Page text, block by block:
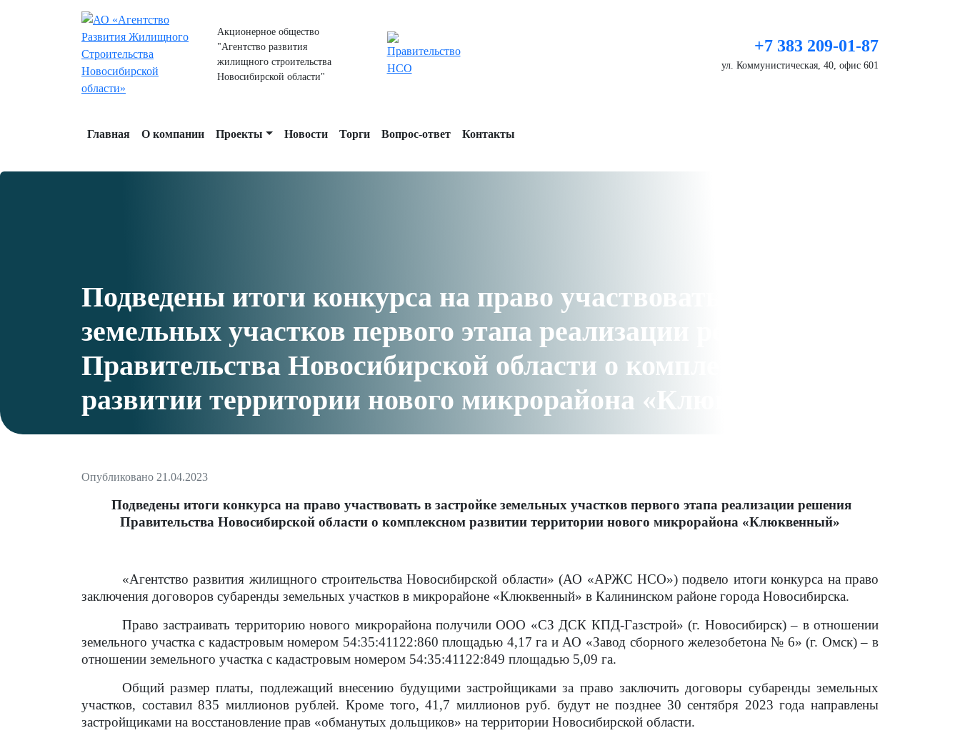
Акционерное общество
"Агентство развития
жилищного строительства
Новосибирской области"
+7 383 209-01-87
ул. Коммунистическая, 40, офис 601
Главная О компании Проекты Новости Торги Вопрос-ответ Контакты
Подведены итоги конкурса на право участвовать в застройке
земельных участков первого этапа реализации решения
Правительства Новосибирской области о комплексном
развитии территории нового микрорайона «Клюквенный»
Опубликовано 21.04.2023
Подведены итоги конкурса на право участвовать в застройке земельных участков первого этапа реализации решения
Правительства Новосибирской области о комплексном развитии территории нового микрорайона «Клюквенный»
«Агентство развития жилищного строительства Новосибирской области» (АО «АРЖС НСО») подвело итоги конкурса на право
заключения договоров субаренды земельных участков в микрорайоне «Клюквенный» в Калининском районе города Новосибирска.
Право застраивать территорию нового микрорайона получили ООО «СЗ ДСК КПД-Газстрой» (г. Новосибирск) – в отношении
земельного участка с кадастровым номером 54:35:41122:860 площадью 4,17 га и АО «Завод сборного железобетона № 6» (г. Омск) – в
отношении земельного участка с кадастровым номером 54:35:41122:849 площадью 5,09 га.
Общий размер платы, подлежащий внесению будущими застройщиками за право заключить договоры субаренды земельных
участков, составил 835 миллионов рублей. Кроме того, 41,7 миллионов руб. будут не позднее 30 сентября 2023 года направлены
застройщиками на восстановление прав «обманутых дольщиков» на территории Новосибирской области.